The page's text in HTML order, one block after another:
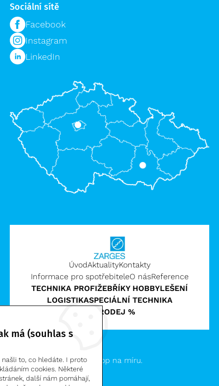
Sociální sítě
Facebook
Instagram
LinkedIn
TECHNIKA PROFIŽEBŘÍKY HOBBYLEŠENÍ
LOGISTIKASPECIÁLNÍ TECHNIKA
VÝPRODEJ %
ÚvodAktualityKontakty
Informace pro spotřebiteleO násReference
Clevero.Chytrý eshop na míru.
má (souhlas s
to, co hledáte. I proto
cookies. Některé
další nám pomáhají,